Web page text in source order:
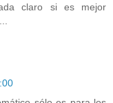
claro si es mejor